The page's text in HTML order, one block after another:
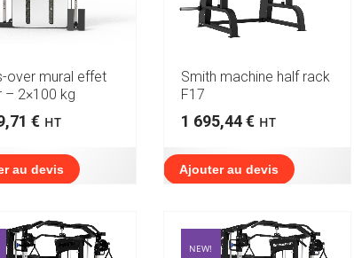
over mural effet
– 2×100 kg
€ HT
au devis
Smith machine half rack
F17
1 695,44€ HT
Ajouter au devis
NEW!